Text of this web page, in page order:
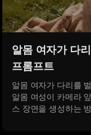
알몸 여자가 다
프롬프트
알몸 여자가 다리를
알몸 여성이 카메라
스 장면을 생성하는